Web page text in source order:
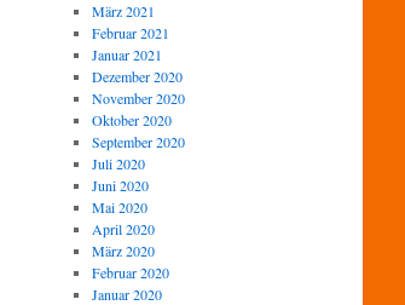
März 2021
Februar 2021
Januar 2021
Dezember 2020
November 2020
Oktober 2020
September 2020
Juli 2020
Juni 2020
Mai 2020
April 2020
März 2020
Februar 2020
Januar 2020